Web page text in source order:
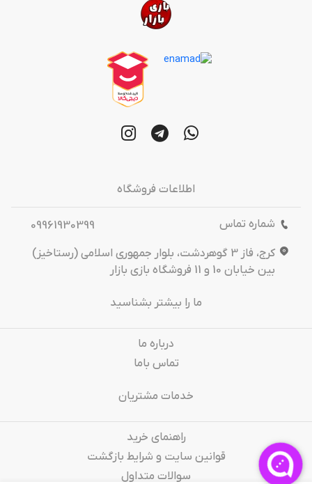
اطلاعات فروشگاه
شماره تماس
09961930399
کرج، فاز 3 گوهردشت، بلوار جمهوری اسلامی (رستاخیز)
بین خیابان 10 و 11 فروشگاه بازی بازار
ما را بیشتر بشناسید
درباره‌ ما
تماس باما
خدمات مشتریان
راهنمای خرید
قوانین سایت و شرایط بازگشت
سوالات متداول